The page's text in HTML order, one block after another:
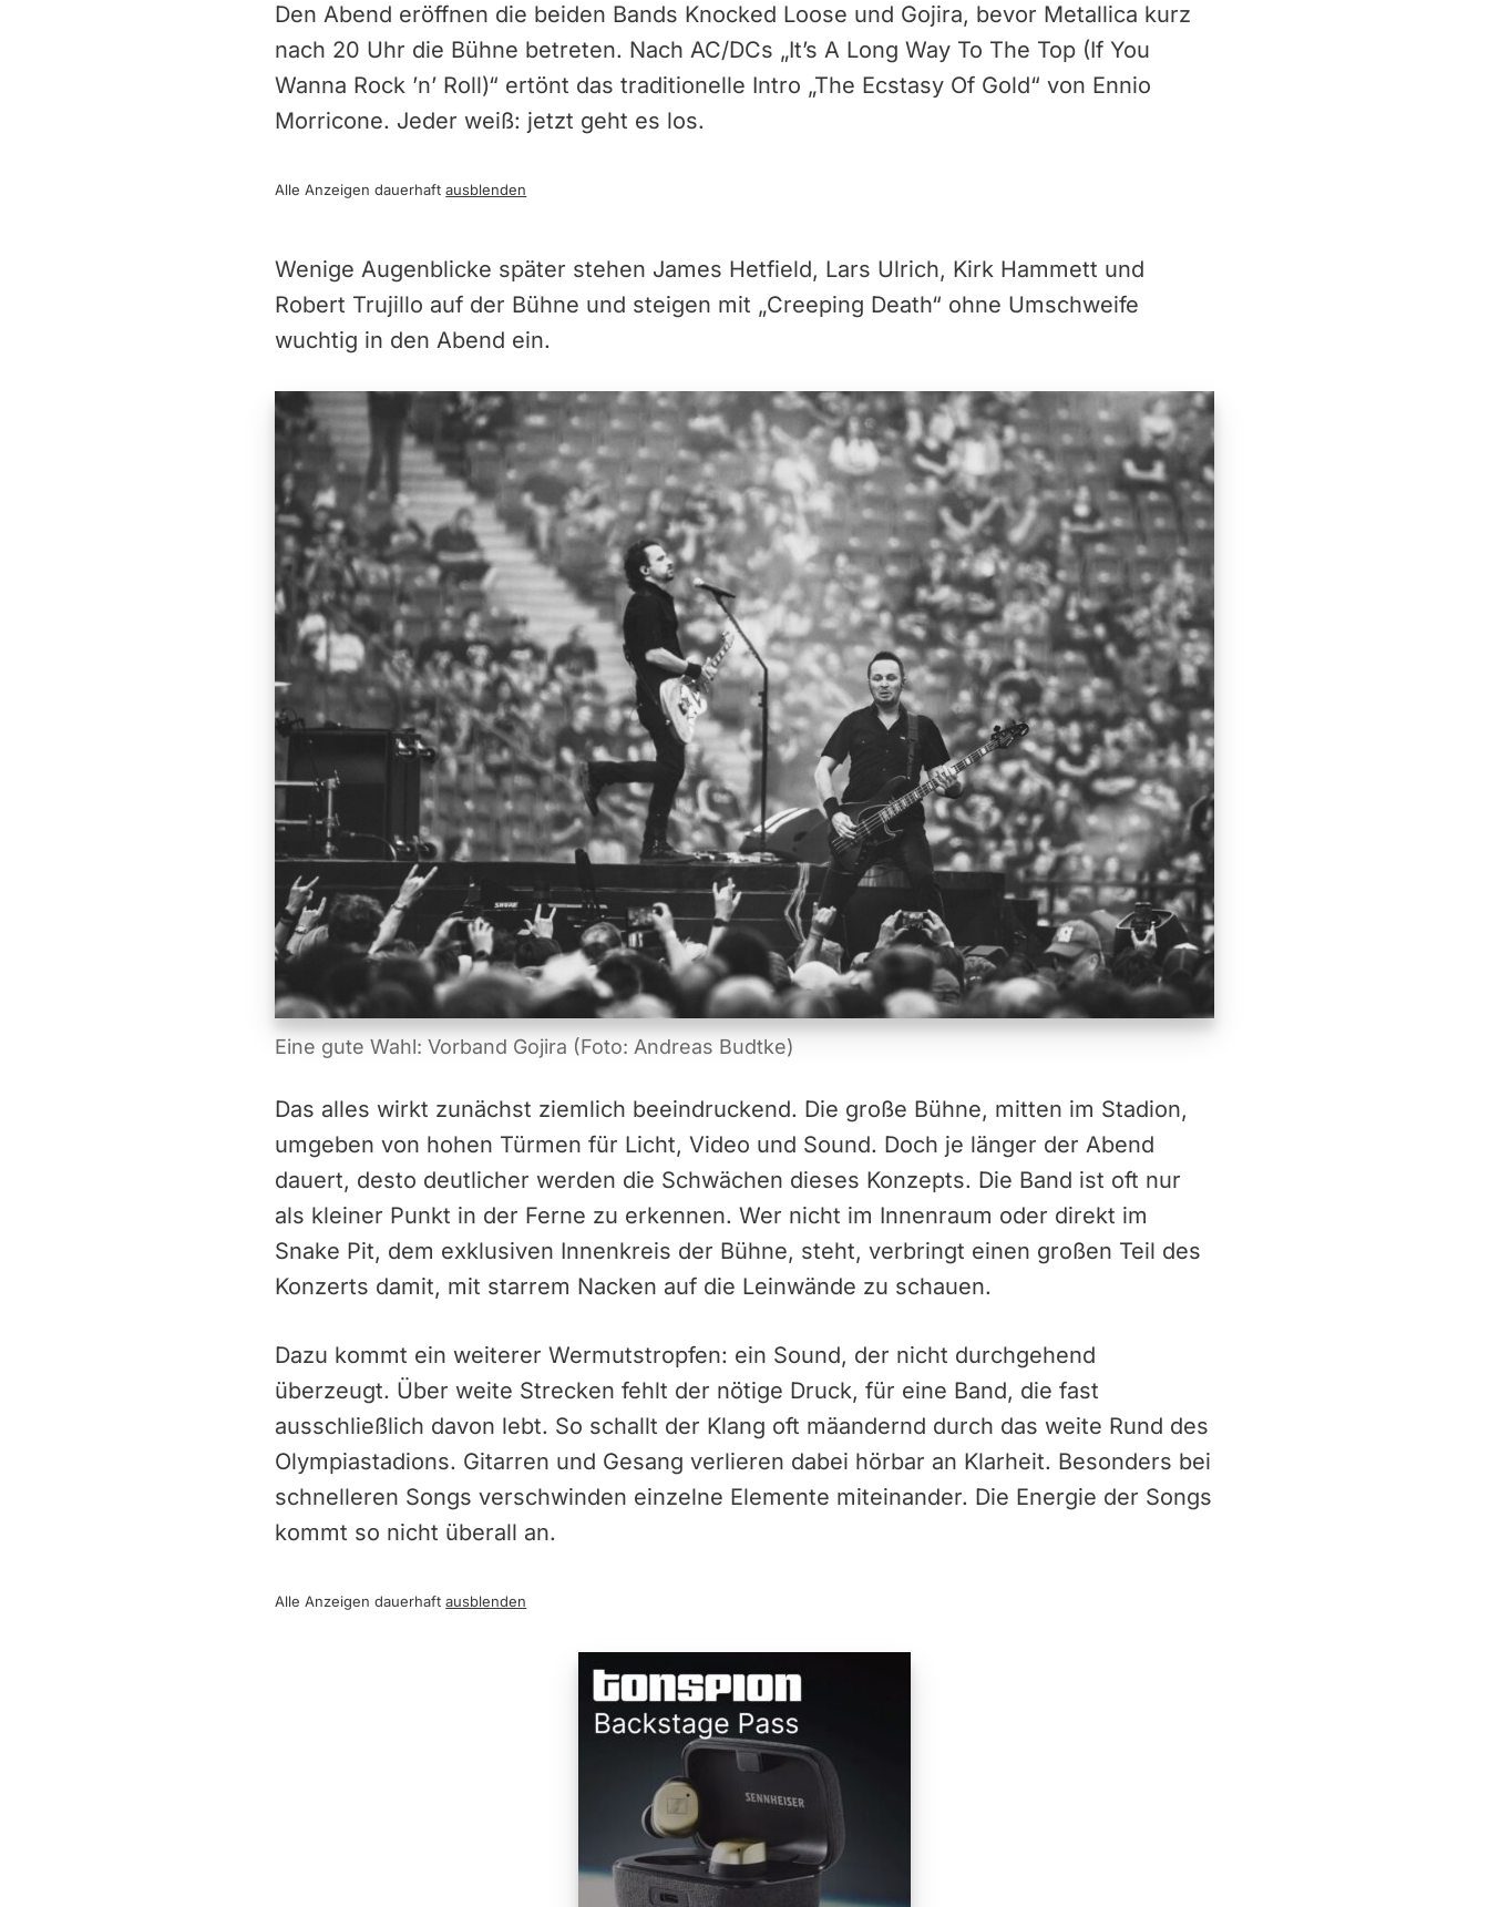
Den Abend eröffnen die beiden Bands Knocked Loose und Gojira, bevor Metallica kurz
nach 20 Uhr die Bühne betreten. Nach AC/DCs „It’s A Long Way To The Top (If You
Wanna Rock ’n’ Roll)“ ertönt das traditionelle Intro „The Ecstasy Of Gold“ von Ennio
Morricone. Jeder weiß: jetzt geht es los.
Alle Anzeigen dauerhaftausblenden
Wenige Augenblicke später stehen James Hetfield, Lars Ulrich, Kirk Hammett und
Robert Trujillo auf der Bühne und steigen mit „Creeping Death“ ohne Umschweife
wuchtig in den Abend ein.
Eine gute Wahl: Vorband Gojira (Foto: Andreas Budtke)
Das alles wirkt zunächst ziemlich beeindruckend. Die große Bühne, mitten im Stadion,
umgeben von hohen Türmen für Licht, Video und Sound. Doch je länger der Abend
dauert, desto deutlicher werden die Schwächen dieses Konzepts. Die Band ist oft nur
als kleiner Punkt in der Ferne zu erkennen. Wer nicht im Innenraum oder direkt im
Snake Pit, dem exklusiven Innenkreis der Bühne, steht, verbringt einen großen Teil des
Konzerts damit, mit starrem Nacken auf die Leinwände zu schauen.
Dazu kommt ein weiterer Wermutstropfen: ein Sound, der nicht durchgehend
überzeugt. Über weite Strecken fehlt der nötige Druck, für eine Band, die fast
ausschließlich davon lebt. So schallt der Klang oft mäandernd durch das weite Rund des
Olympiastadions. Gitarren und Gesang verlieren dabei hörbar an Klarheit. Besonders bei
schnelleren Songs verschwinden einzelne Elemente miteinander. Die Energie der Songs
kommt so nicht überall an.
Alle Anzeigen dauerhaftausblenden